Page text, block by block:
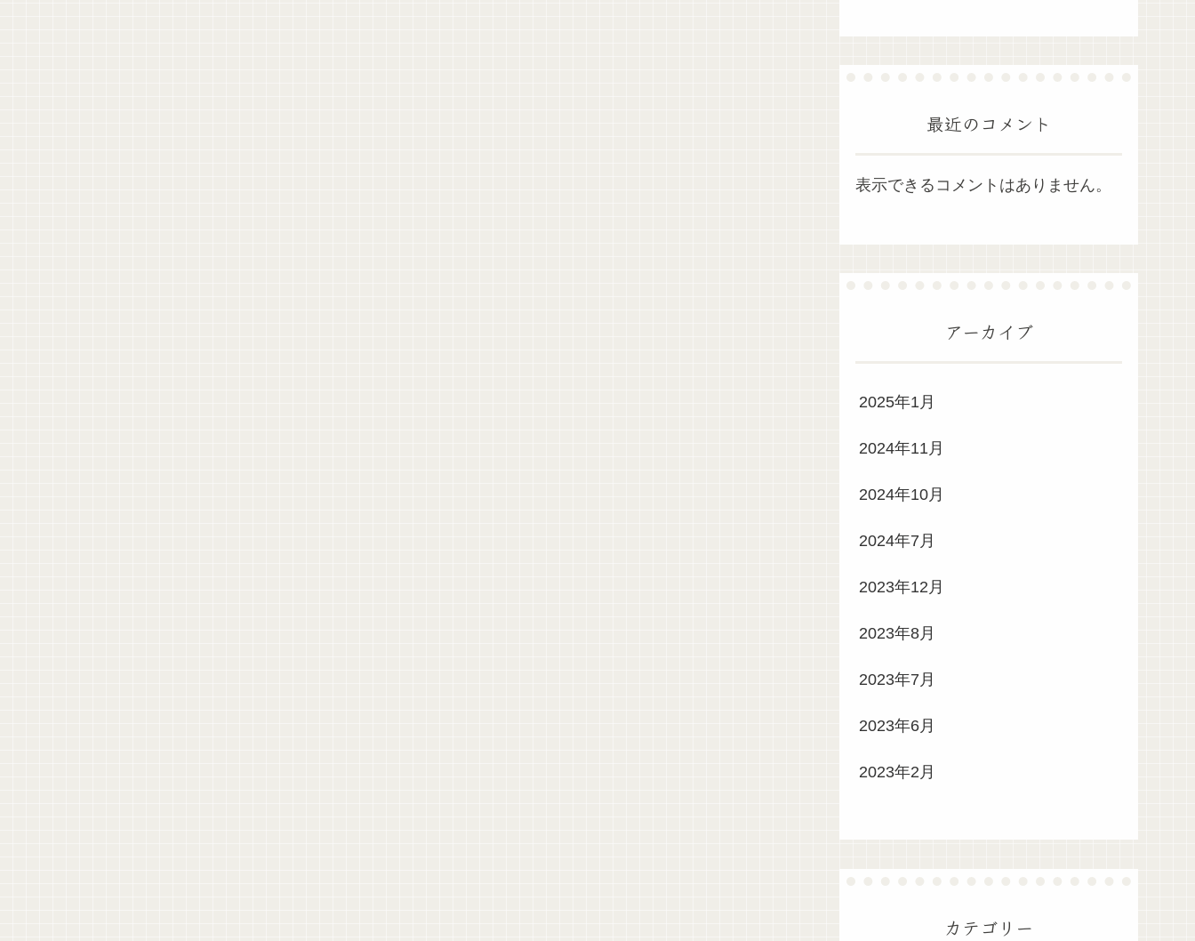
最近のコメント
表示できるコメントはありません。
アーカイブ
2025年1月
2024年11月
2024年10月
2024年7月
2023年12月
2023年8月
2023年7月
2023年6月
2023年2月
カテゴリー